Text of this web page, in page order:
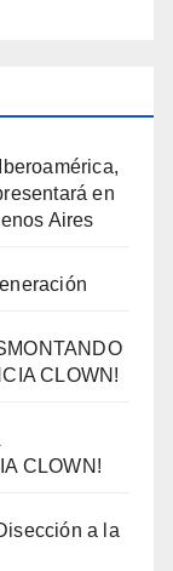
en
Aires
CLOWN!
CLOWN!
a la